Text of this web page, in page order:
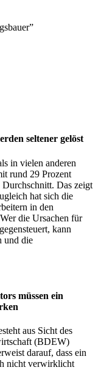
seltener gelöst
in vielen anderen
rund 29 Prozent
Das zeigt
hat sich die
in den
die Ursachen für
kann
und die
müssen ein
aus Sicht des
(BDEW)
darauf, dass ein
nicht verwirklicht